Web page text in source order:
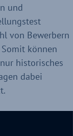
und
von Bewerbern
können
historisches
dabei